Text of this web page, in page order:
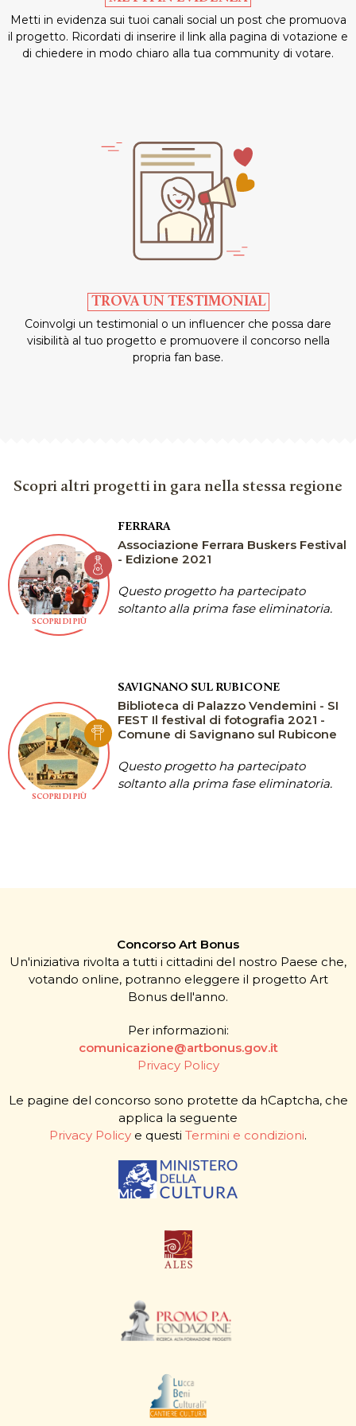
Metti in evidenza sui tuoi canali social un post che promuova
il progetto. Ricordati di inserire il link alla pagina di votazione e
di chiedere in modo chiaro alla tua community di votare.
TROVA UN TESTIMONIAL
Coinvolgi un testimonial o un influencer che possa dare
visibilità al tuo progetto e promuovere il concorso nella
propria fan base.
Scopri altri progetti in gara nella stessa regione
SCOPRI DI PIÙ
FERRARA
Associazione Ferrara Buskers Festival
- Edizione 2021
Questo progetto ha partecipato
soltanto alla prima fase eliminatoria.
SCOPRI DI PIÙ
SAVIGNANO SUL RUBICONE
Biblioteca di Palazzo Vendemini - SI
FEST Il festival di fotografia 2021 -
Comune di Savignano sul Rubicone
Questo progetto ha partecipato
soltanto alla prima fase eliminatoria.
Concorso Art Bonus
Un'iniziativa rivolta a tutti i cittadini del nostro Paese che,
votando online, potranno eleggere il progetto Art
Bonus dell'anno.
Per informazioni:
comunicazione@artbonus.gov.it
Privacy Policy
Le pagine del concorso sono protette da hCaptcha, che
applica la seguente
Privacy Policy e questi Termini e condizioni.